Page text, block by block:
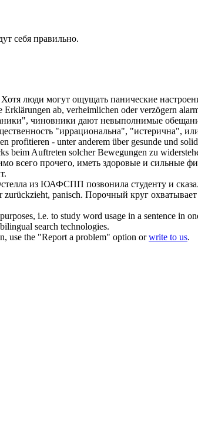
себя правильно.
Хотя люди могут ощущать панические
ab, verheimlichen oder verzögern
чиновники дают невыполнимые
"иррациональна", "истерична",
profitieren - unter anderem über gesunde und
beim Auftreten solcher Bewegungen zu
всего прочего, иметь здоровые и сильные
из ЮАФСПП позвонила студенту и
zurückzieht, panisch. Порочный круг охватывает
i.e. to study word usage in a sentence in
search technologies.
use the "Report a problem" option orwrite to us.